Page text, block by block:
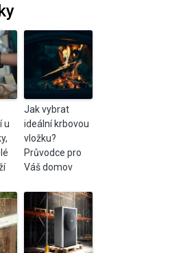
u
Jak vybrat
ideální krbovou
vložku?
Průvodce pro
Váš domov